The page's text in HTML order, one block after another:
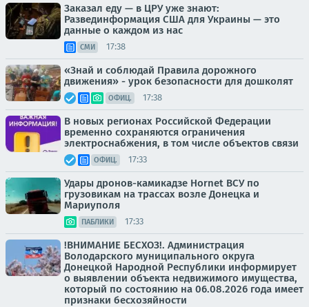
Заказал еду — в ЦРУ уже знают:
Развединформация США для Украины — это
данные о каждом из нас
СМИ 17:38
«Знай и соблюдай Правила дорожного
движения» - урок безопасности для дошколят
ОФИЦ. 17:38
В новых регионах Российской Федерации
временно сохраняются ограничения
электроснабжения, в том числе объектов связи
ОФИЦ. 17:33
Удары дронов-камикадзе Hornet ВСУ по
грузовикам на трассах возле Донецка и
Мариуполя
ПАБЛИКИ 17:33
!ВНИМАНИЕ БЕСХОЗ!. Администрация
Володарского муниципального округа
Донецкой Народной Республики информирует
о выявлении объекта недвижимого имущества,
который по состоянию на 06.08.2026 года имеет
признаки бесхозяйности